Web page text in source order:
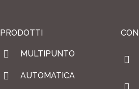
PRODOTTI
MULTIPUNTO
AUTOMATICA